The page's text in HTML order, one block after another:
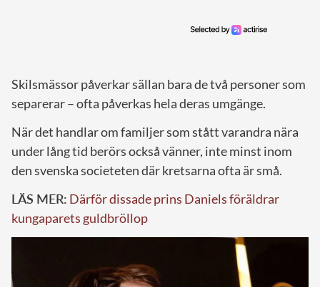
Skilsmässor påverkar sällan bara de två personer som
separerar – ofta påverkas hela deras umgänge.
När det handlar om familjer som stått varandra nära
under lång tid berörs också vänner, inte minst inom
den svenska societeten där kretsarna ofta är små.
LÄS MER: Därför dissade prins Daniels föräldrar
kungaparets guldbröllop